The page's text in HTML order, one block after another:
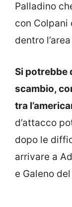
Palladino
con Colpani
dentro
Si potrebbe
scambio,
tra
d’attacco
dopo le
arrivare a
e Galeno